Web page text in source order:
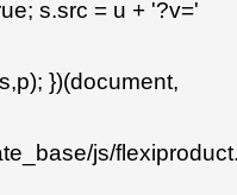
s.src = u + '?v='
})(document,
js/